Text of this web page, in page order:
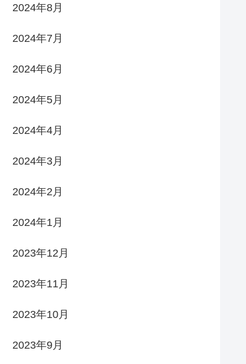
2024年8月
2024年7月
2024年6月
2024年5月
2024年4月
2024年3月
2024年2月
2024年1月
2023年12月
2023年11月
2023年10月
2023年9月